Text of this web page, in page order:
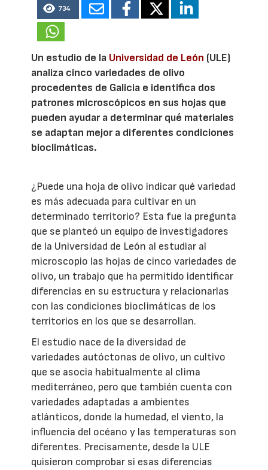
734
Un estudio de la Universidad de León (ULE)
analiza cinco variedades de olivo
procedentes de Galicia e identifica dos
patrones microscópicos en sus hojas que
pueden ayudar a determinar qué materiales
se adaptan mejor a diferentes condiciones
bioclimáticas.
¿Puede una hoja de olivo indicar qué variedad
es más adecuada para cultivar en un
determinado territorio? Esta fue la pregunta
que se planteó un equipo de investigadores
de la Universidad de León al estudiar al
microscopio las hojas de cinco variedades de
olivo, un trabajo que ha permitido identificar
diferencias en su estructura y relacionarlas
con las condiciones bioclimáticas de los
territorios en los que se desarrollan.
El estudio nace de la diversidad de
variedades autóctonas de olivo, un cultivo
que se asocia habitualmente al clima
mediterráneo, pero que también cuenta con
variedades adaptadas a ambientes
atlánticos, donde la humedad, el viento, la
influencia del océano y las temperaturas son
diferentes. Precisamente, desde la ULE
quisieron comprobar si esas diferencias